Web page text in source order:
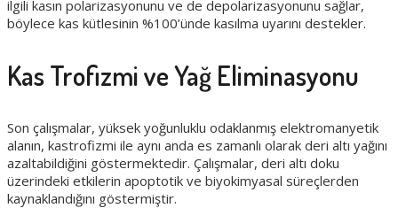
ilgili kasın polarizasyonunu ve de depolarizasyonunu sağlar,
böylece kas kütlesinin %100’ünde kasılma uyarını destekler.
Kas Trofizmi ve Yağ Eliminasyonu
Son çalışmalar, yüksek yoğunluklu odaklanmış elektromanyetik
alanın, kastrofizmi ile aynı anda es zamanlı olarak deri altı yağını
azaltabildiğini göstermektedir. Çalışmalar, deri altı doku
üzerindeki etkilerin apoptotik ve biyokimyasal süreçlerden
kaynaklandığını göstermiştir.